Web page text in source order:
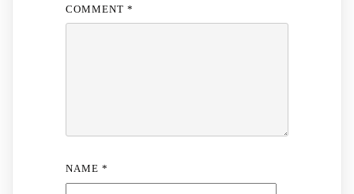
COMMENT *
NAME *